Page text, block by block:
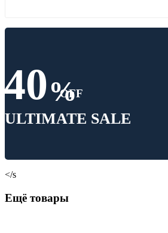
40%
OFF
ULTIMATE SALE
</s
Ещё товары